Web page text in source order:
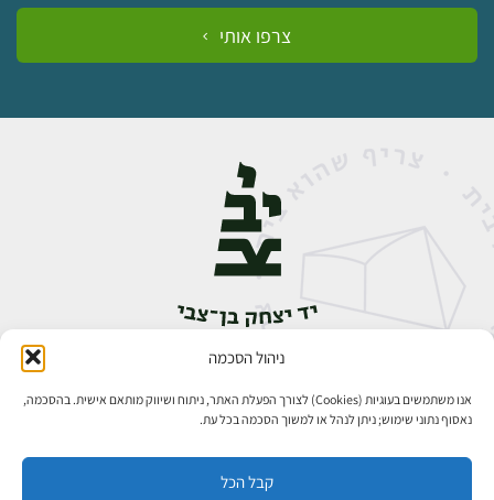
ניהול הסכמה
אנו משתמשים בעוגיות (Cookies) לצורך הפעלת האתר, ניתוח ושיווק מותאם אישית. בהסכמה,
נאסוף נתוני שימוש; ניתן לנהל או למשוך הסכמה בכל עת.
קבל הכל
צרפו אותי
אבן גבירול 14, רחביה, ירושלים